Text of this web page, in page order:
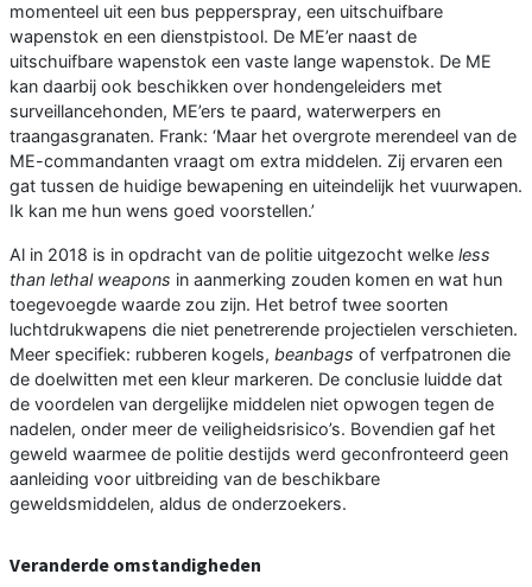
momenteel uit een bus pepperspray, een uitschuifbare
wapenstok en een dienstpistool. De ME’er naast de
uitschuifbare wapenstok een vaste lange wapenstok. De ME
kan daarbij ook beschikken over hondengeleiders met
surveillancehonden, ME’ers te paard, waterwerpers en
traangasgranaten. Frank: ‘Maar het overgrote merendeel van de
ME-commandanten vraagt om extra middelen. Zij ervaren een
gat tussen de huidige bewapening en uiteindelijk het vuurwapen.
Ik kan me hun wens goed voorstellen.’
Al in 2018 is in opdracht van de politie uitgezocht welke less
than lethal weapons in aanmerking zouden komen en wat hun
toegevoegde waarde zou zijn. Het betrof twee soorten
luchtdrukwapens die niet penetrerende projectielen verschieten.
Meer specifiek: rubberen kogels, beanbags of verfpatronen die
de doelwitten met een kleur markeren. De conclusie luidde dat
de voordelen van dergelijke middelen niet opwogen tegen de
nadelen, onder meer de veiligheidsrisico’s. Bovendien gaf het
geweld waarmee de politie destijds werd geconfronteerd geen
aanleiding voor uitbreiding van de beschikbare
geweldsmiddelen, aldus de onderzoekers.
Veranderde omstandigheden